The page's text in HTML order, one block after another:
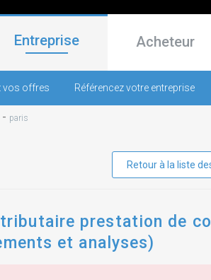
Entreprise Acheteur
vos offres Référencez votre entreprise
- paris
Retour à la liste
prestation de
et analyses)